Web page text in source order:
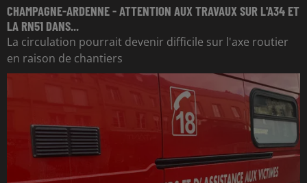
CHAMPAGNE-ARDENNE - ATTENTION AUX TRAVAUX SUR L'A34 ET
LA RN51 DANS...
La circulation pourrait devenir difficile sur l'axe routier
en raison de chantiers